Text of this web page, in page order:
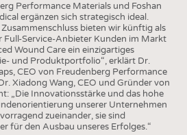
Performance Materials und Foshan
ergänzen sich strategisch ideal.
bieten wir künftig als
Full-Service-Anbieter Kunden im Markt
Wound Care ein einzigartiges
und Produktportfolio“, erklärt Dr.
CEO von Freudenberg Performance
Xiadong Wang, CEO und Gründer von
„Die Innovationsstärke und das hohe
unserer Unternehmen
zueinander, sie sind
für den Ausbau unseres Erfolges.“